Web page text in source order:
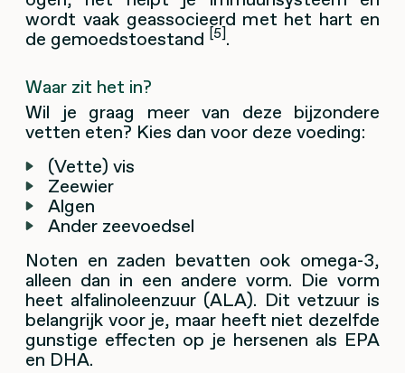
wordt vaak geassocieerd met het hart en
de gemoedstoestand [5].
Waar zit het in?
Wil je graag meer van deze bijzondere
vetten eten? Kies dan voor deze voeding:
(Vette) vis
Zeewier
Algen
Ander zeevoedsel
Noten en zaden bevatten ook omega-3,
alleen dan in een andere vorm. Die vorm
heet alfalinoleenzuur (ALA). Dit vetzuur is
belangrijk voor je, maar heeft niet dezelfde
gunstige effecten op je hersenen als EPA
en DHA.